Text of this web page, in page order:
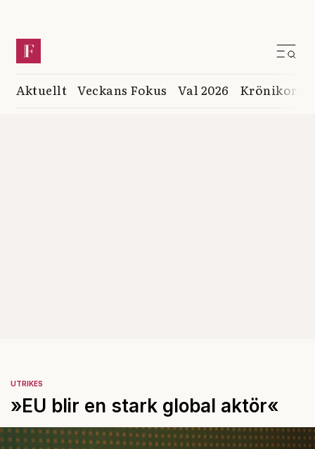
Aktuellt Veckans Fokus Val 2026 Krönikor
UTRIKES
»EU blir en stark global aktör«